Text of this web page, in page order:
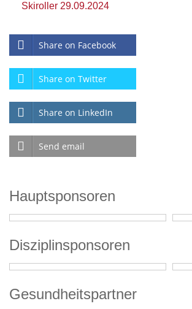
Skiroller 29.09.2024
Share on Facebook
Share on Twitter
Share on LinkedIn
Send email
Hauptsponsoren
Disziplinsponsoren
Gesundheitspartner